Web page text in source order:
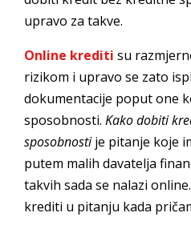
upravo za takve.
Online krediti su
rizikom i upravo se zato
dokumentacije poput one
sposobnosti. Kako dobiti
sposobnostije pitanje koje
putem malih davatelja
takvih sada se nalazi
krediti u pitanju kada